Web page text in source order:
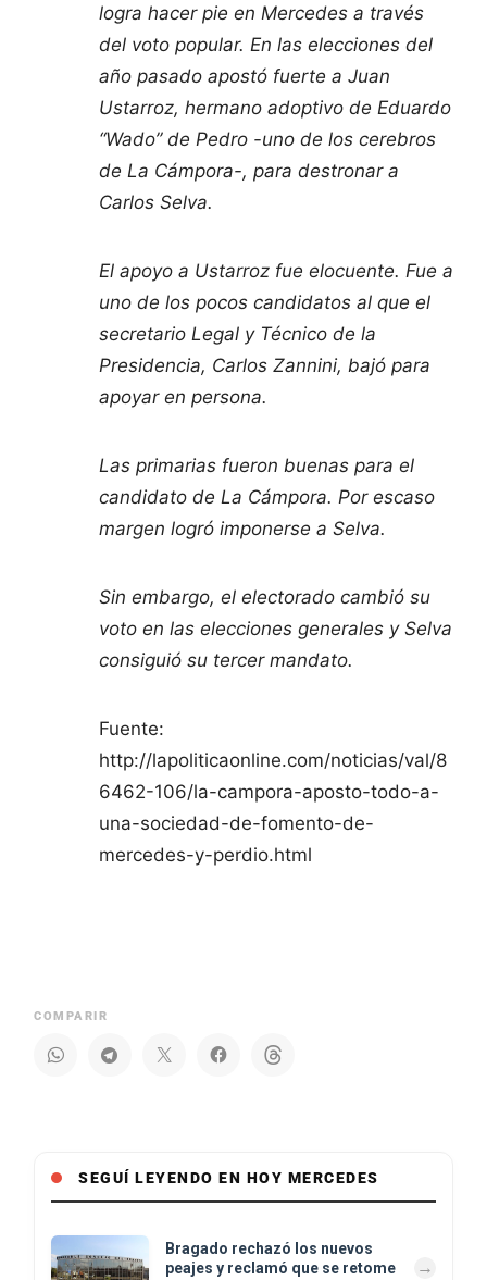
logra hacer pie en Mercedes a través
del voto popular. En las elecciones del
año pasado apostó fuerte a Juan
Ustarroz, hermano adoptivo de Eduardo
“Wado” de Pedro -uno de los cerebros
de La Cámpora-, para destronar a
Carlos Selva.
El apoyo a Ustarroz fue elocuente. Fue a
uno de los pocos candidatos al que el
secretario Legal y Técnico de la
Presidencia, Carlos Zannini, bajó para
apoyar en persona.
Las primarias fueron buenas para el
candidato de La Cámpora. Por escaso
margen logró imponerse a Selva.
Sin embargo, el electorado cambió su
voto en las elecciones generales y Selva
consiguió su tercer mandato.
Fuente:
http://lapoliticaonline.com/noticias/val/8
6462-106/la-campora-aposto-todo-a-
una-sociedad-de-fomento-de-
mercedes-y-perdio.html
COMPARIR
SEGUÍ LEYENDO EN HOY MERCEDES
Bragado rechazó los nuevos
peajes y reclamó que se retome